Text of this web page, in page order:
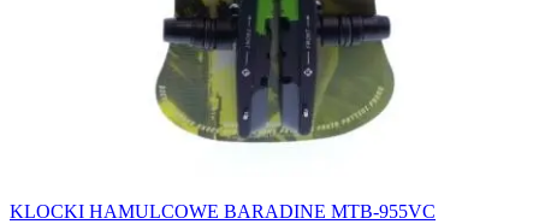
KLOCKI HAMULCOWE BARADINE MTB-955VC